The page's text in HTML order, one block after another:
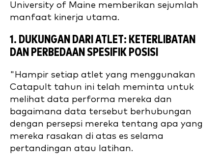
University of Maine memberikan sejumlah
manfaat kinerja utama.
1. DUKUNGAN DARI ATLET: KETERLIBATAN
DAN PERBEDAAN SPESIFIK POSISI
"Hampir setiap atlet yang menggunakan
Catapult tahun ini telah meminta untuk
melihat data performa mereka dan
bagaimana data tersebut berhubungan
dengan persepsi mereka tentang apa yang
mereka rasakan di atas es selama
pertandingan atau latihan.